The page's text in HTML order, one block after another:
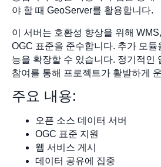
야 할 때 GeoServer를 활용합니다.
이 서버는 호환성 향상을 위해
OGC 표준을 준수합니다. 추가 모듈
능을 확장할 수 있습니다. 정기적인
참여를 통해 프로젝트가 활발하게
주요 내용:
오픈 소스 데이터 서버
OGC 표준 지원
웹 서비스 게시
데이터 공유에 집중